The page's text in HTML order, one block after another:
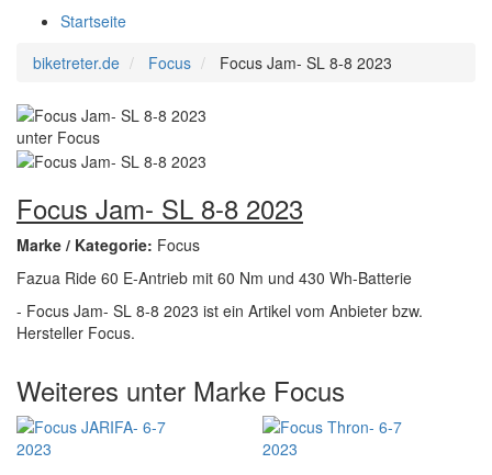
Startseite
biketreter.de
Focus Focus Jam- SL 8-8 2023
Focus Jam- SL 8-8 2023
Marke / Kategorie: Focus
Fazua Ride 60 E-Antrieb mit 60 Nm und 430 Wh-Batterie
- Focus Jam- SL 8-8 2023 ist ein Artikel vom Anbieter bzw.
Hersteller Focus.
Weiteres unter Marke Focus